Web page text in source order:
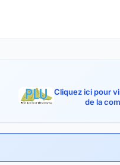
Cliquez ici pour
de la